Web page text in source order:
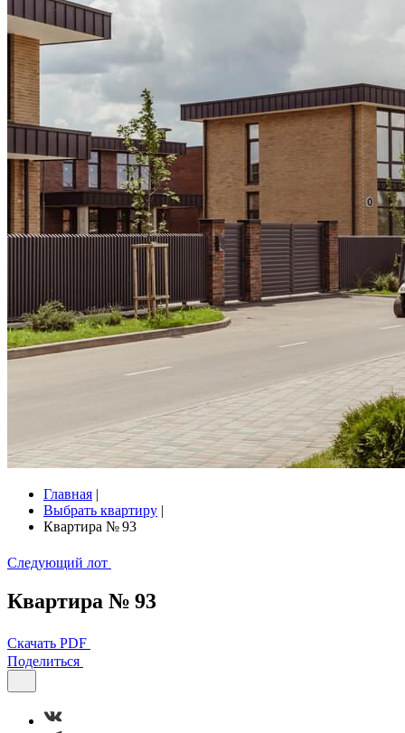
Главная |
Выбрать квартиру |
Квартира № 93
Следующий лот
Квартира № 93
Скачать PDF
Поделиться